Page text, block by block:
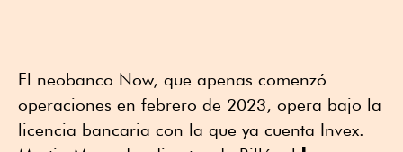
El neobanco Now, que apenas comenzó
operaciones en febrero de 2023, opera bajo la
licencia bancaria con la que ya cuenta Invex.